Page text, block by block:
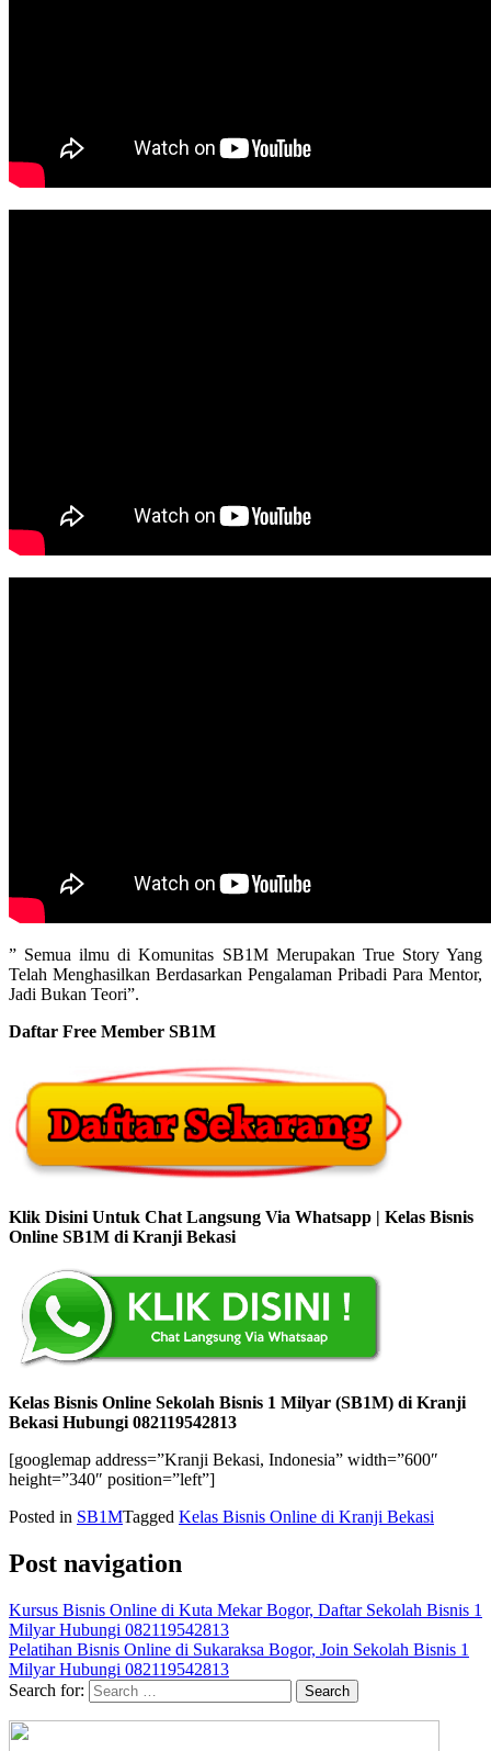
” Semua ilmu di Komunitas SB1M Merupakan True Story Yang
Telah Menghasilkan Berdasarkan Pengalaman Pribadi Para Mentor,
Jadi Bukan Teori”.
Daftar Free Member SB1M
Klik Disini Untuk Chat Langsung Via Whatsapp | Kelas Bisnis
Online SB1M di Kranji Bekasi
Kelas Bisnis Online Sekolah Bisnis 1 Milyar (SB1M) di Kranji
Bekasi Hubungi 082119542813
[googlemap address=”Kranji Bekasi, Indonesia” width=”600″
height=”340″ position=”left”]
Posted in SB1MTagged Kelas Bisnis Online di Kranji Bekasi
Post navigation
Kursus Bisnis Online di Kuta Mekar Bogor, Daftar Sekolah Bisnis 1
Milyar Hubungi 082119542813
Pelatihan Bisnis Online di Sukaraksa Bogor, Join Sekolah Bisnis 1
Milyar Hubungi 082119542813
Search for: